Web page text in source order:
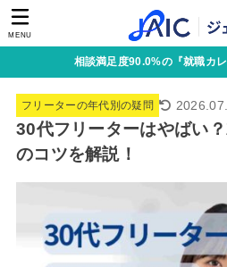
MENU
相談満足度90.0%の『就職カ
フリーターの年代別の疑問
30代フリーターはやばい
のコツを解説！